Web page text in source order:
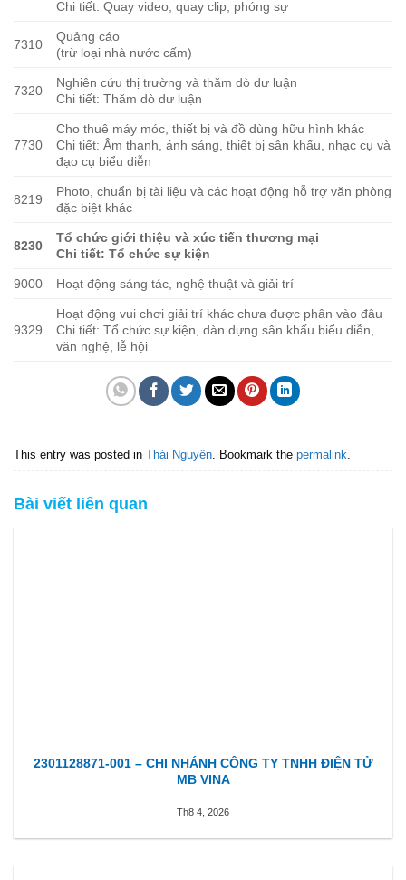
Chi tiết: Quay video, quay clip, phóng sự
7310
Quảng cáo
(trừ loại nhà nước cấm)
7320
Nghiên cứu thị trường và thăm dò dư luận
Chi tiết: Thăm dò dư luận
7730
Cho thuê máy móc, thiết bị và đồ dùng hữu hình khác
Chi tiết: Âm thanh, ánh sáng, thiết bị sân khấu, nhạc cụ và
đạo cụ biểu diễn
8219
Photo, chuẩn bị tài liệu và các hoạt động hỗ trợ văn phòng
đặc biệt khác
8230
Tổ chức giới thiệu và xúc tiến thương mại
Chi tiết: Tổ chức sự kiện
9000 Hoạt động sáng tác, nghệ thuật và giải trí
9329
Hoạt động vui chơi giải trí khác chưa được phân vào đâu
Chi tiết: Tổ chức sự kiện, dàn dựng sân khấu biểu diễn,
văn nghệ, lễ hội
This entry was posted in Thái Nguyên . Bookmark the permalink
Bài viết liên quan
2301128871-001 – CHI NHÁNH CÔNG TY TNHH ĐIỆN TỬ
MB VINA
Th8 4, 2026